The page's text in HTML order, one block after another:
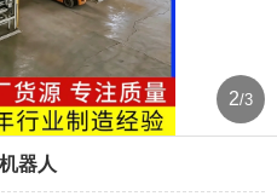
2/3
器人